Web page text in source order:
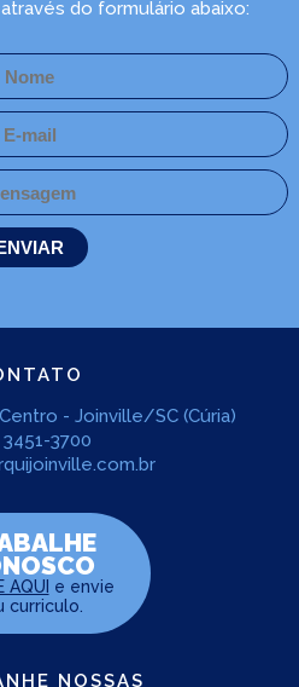
do formulário abaixo:
- Joinville/SC (Cúria)
3451-3700
AQUI e envie
curriculo.
NOSSAS